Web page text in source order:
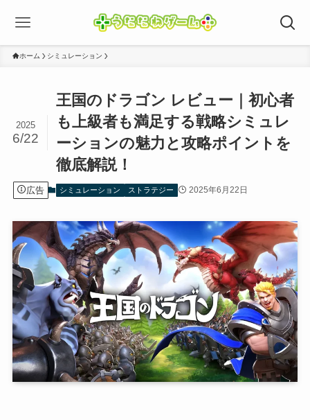
ホーム シミュレーション
王国のドラゴン レビュー｜初心者
も上級者も満足する戦略シミュレ
ーションの魅力と攻略ポイントを
徹底解説！
2025
6/22
広告 シミュレーション ストラテジー 2025年6月22日